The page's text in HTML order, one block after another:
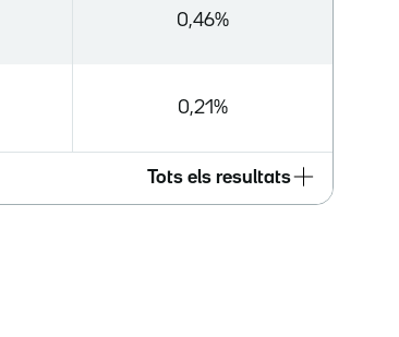
0,46%
0,21%
Tots els resultats